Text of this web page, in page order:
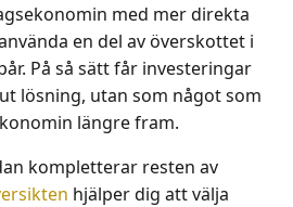
med mer direkta
en del av överskottet i
På så sätt får investeringar
lösning, utan som något som
längre fram.
kompletterar resten av
hjälper dig att välja